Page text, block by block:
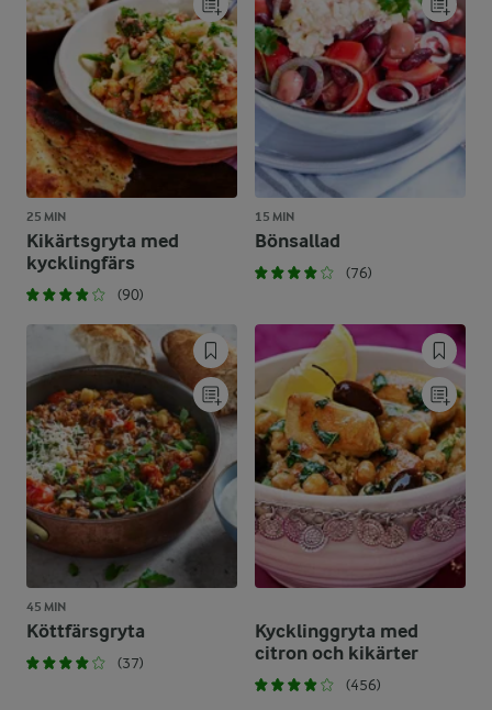
25 MIN
Kikärtsgryta med
kycklingfärs
(90)
15 MIN
Bönsallad
(76)
45 MIN
Köttfärsgryta
(37)
Kycklinggryta med
citron och kikärter
(456)